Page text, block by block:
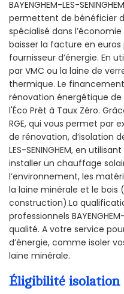
BAYENGHEM-LES-
permettent de bénéficier
spécialisé dans
baisser la facture en
fournisseur d’énergie. En
par VMC ou la laine de
thermique. Le
rénovation énergétique
l'Éco Prêt à Taux Zéro.
RGE, qui vous permet par
de rénovation, d’isolation
LES-SENINGHEM, en
installer un chauffage
l’environnement, les
la laine minérale et le
construction).La
professionnels
qualité. A votre service
d’énergie, comme isoler
laine minérale.
Éligibilité isolation